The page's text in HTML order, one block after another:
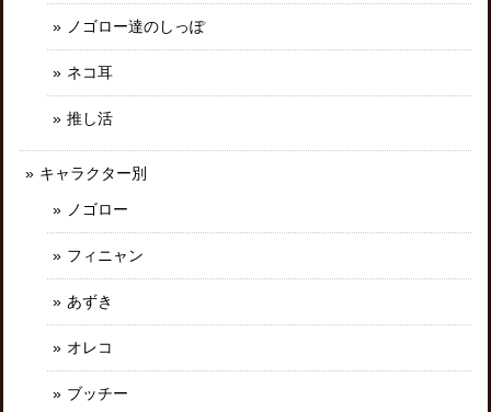
ノゴロー達のしっぽ
ネコ耳
推し活
キャラクター別
ノゴロー
フィニャン
あずき
オレコ
ブッチー